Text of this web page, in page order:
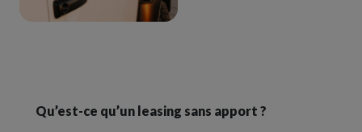
Qu’est-ce qu’un leasing sans apport ?